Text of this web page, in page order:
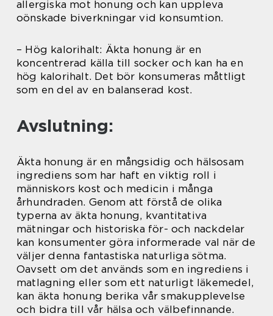
allergiska mot honung och kan uppleva
oönskade biverkningar vid konsumtion.
– Hög kalorihalt: Äkta honung är en
koncentrerad källa till socker och kan ha en
hög kalorihalt. Det bör konsumeras måttligt
som en del av en balanserad kost.
Avslutning:
Äkta honung är en mångsidig och hälsosam
ingrediens som har haft en viktig roll i
människors kost och medicin i många
århundraden. Genom att förstå de olika
typerna av äkta honung, kvantitativa
mätningar och historiska för- och nackdelar
kan konsumenter göra informerade val när de
väljer denna fantastiska naturliga sötma.
Oavsett om det används som en ingrediens i
matlagning eller som ett naturligt läkemedel,
kan äkta honung berika vår smakupplevelse
och bidra till vår hälsa och välbefinnande.